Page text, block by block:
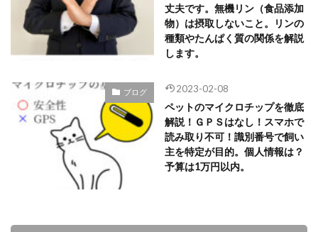
丈夫です。無機リン（食品添加
物）は摂取しないこと。リンの
種類やたんぱく質の関係を解説
します。
ブログ 2023-02-08
ペットのマイクロチップを徹底
解説！ＧＰＳはなし！スマホで
読み取り不可！識別番号で飼い
主を特定が目的。個人情報は？
予算は1万円以内。